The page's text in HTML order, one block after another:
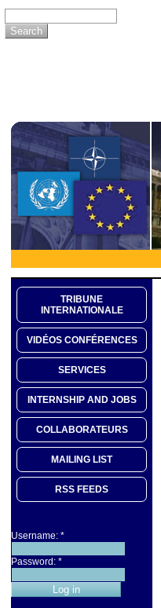
TRIBUNE
INTERNATIONALE
VIDÉOS CONFÉRENCES
SERVICES
INTERNSHIP AND JOBS
COLLABORATEURS
MAILING LIST
RSS FEEDS
Username: *
Password: *